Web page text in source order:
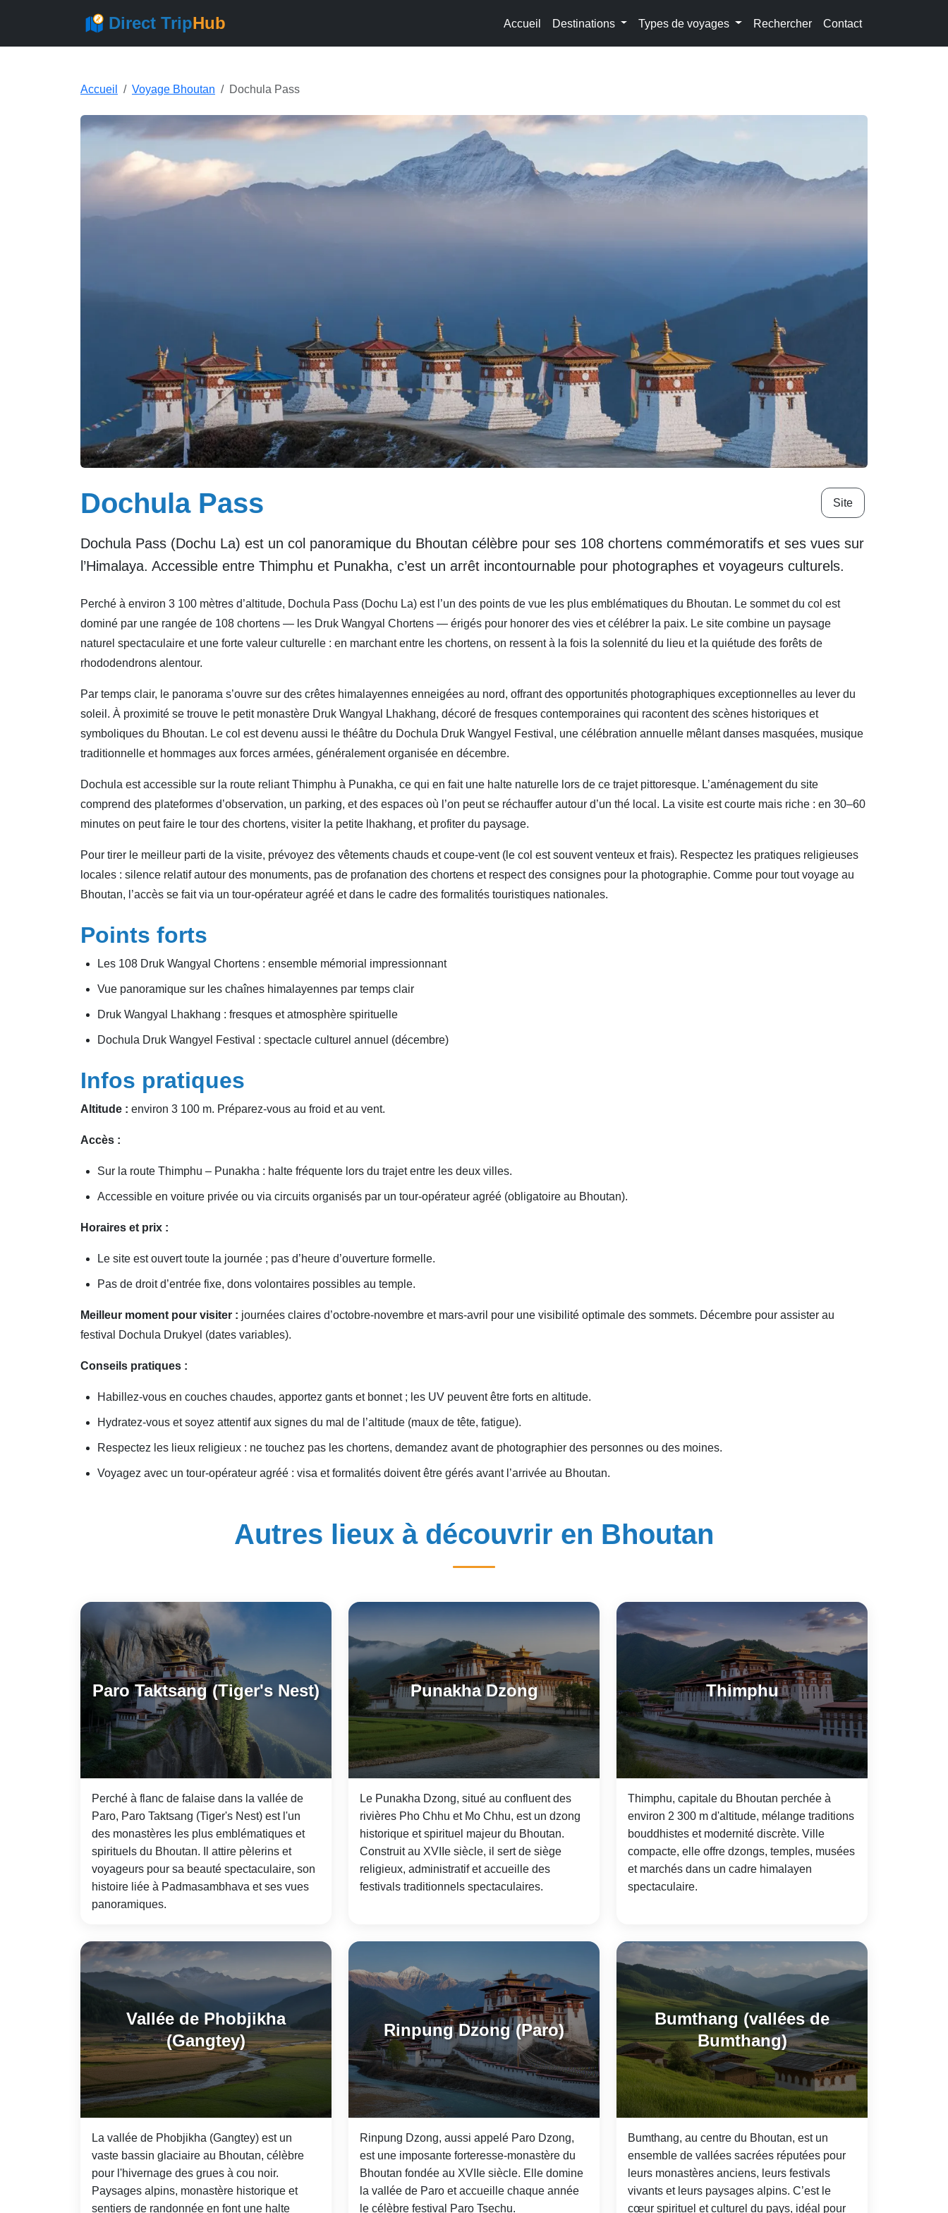
Direct TripHub Accueil Destinations Types de voyages Rechercher Contact
Accueil Voyage Bhoutan Dochula Pass
Dochula Pass Site
Dochula Pass (Dochu La) est un col panoramique du Bhoutan célèbre pour ses 108 chortens commémoratifs et ses vues sur
l’Himalaya. Accessible entre Thimphu et Punakha, c’est un arrêt incontournable pour photographes et voyageurs culturels.
Perché à environ 3 100 mètres d’altitude, Dochula Pass (Dochu La) est l’un des points de vue les plus emblématiques du Bhoutan. Le sommet du col est
dominé par une rangée de 108 chortens — les Druk Wangyal Chortens — érigés pour honorer des vies et célébrer la paix. Le site combine un paysage
naturel spectaculaire et une forte valeur culturelle : en marchant entre les chortens, on ressent à la fois la solennité du lieu et la quiétude des forêts de
rhododendrons alentour.
Par temps clair, le panorama s’ouvre sur des crêtes himalayennes enneigées au nord, offrant des opportunités photographiques exceptionnelles au lever du
soleil. À proximité se trouve le petit monastère Druk Wangyal Lhakhang, décoré de fresques contemporaines qui racontent des scènes historiques et
symboliques du Bhoutan. Le col est devenu aussi le théâtre du Dochula Druk Wangyel Festival, une célébration annuelle mêlant danses masquées, musique
traditionnelle et hommages aux forces armées, généralement organisée en décembre.
Dochula est accessible sur la route reliant Thimphu à Punakha, ce qui en fait une halte naturelle lors de ce trajet pittoresque. L’aménagement du site
comprend des plateformes d’observation, un parking, et des espaces où l’on peut se réchauffer autour d’un thé local. La visite est courte mais riche : en 30–60
minutes on peut faire le tour des chortens, visiter la petite lhakhang, et profiter du paysage.
Pour tirer le meilleur parti de la visite, prévoyez des vêtements chauds et coupe-vent (le col est souvent venteux et frais). Respectez les pratiques religieuses
locales : silence relatif autour des monuments, pas de profanation des chortens et respect des consignes pour la photographie. Comme pour tout voyage au
Bhoutan, l’accès se fait via un tour-opérateur agréé et dans le cadre des formalités touristiques nationales.
Points forts
Les 108 Druk Wangyal Chortens : ensemble mémorial impressionnant
Vue panoramique sur les chaînes himalayennes par temps clair
Druk Wangyal Lhakhang : fresques et atmosphère spirituelle
Dochula Druk Wangyel Festival : spectacle culturel annuel (décembre)
Infos pratiques
Altitude : environ 3 100 m. Préparez-vous au froid et au vent.
Accès :
Sur la route Thimphu – Punakha : halte fréquente lors du trajet entre les deux villes.
Accessible en voiture privée ou via circuits organisés par un tour-opérateur agréé (obligatoire au Bhoutan).
Horaires et prix :
Le site est ouvert toute la journée ; pas d’heure d’ouverture formelle.
Pas de droit d’entrée fixe, dons volontaires possibles au temple.
Meilleur moment pour visiter : journées claires d’octobre-novembre et mars-avril pour une visibilité optimale des sommets. Décembre pour assister au
festival Dochula Drukyel (dates variables).
Conseils pratiques :
Habillez-vous en couches chaudes, apportez gants et bonnet ; les UV peuvent être forts en altitude.
Hydratez-vous et soyez attentif aux signes du mal de l’altitude (maux de tête, fatigue).
Respectez les lieux religieux : ne touchez pas les chortens, demandez avant de photographier des personnes ou des moines.
Voyagez avec un tour-opérateur agréé : visa et formalités doivent être gérés avant l’arrivée au Bhoutan.
Autres lieux à découvrir en Bhoutan
Paro Taktsang (Tiger's Nest)
Perché à flanc de falaise dans la vallée de
Paro, Paro Taktsang (Tiger's Nest) est l'un
des monastères les plus emblématiques et
spirituels du Bhoutan. Il attire pèlerins et
voyageurs pour sa beauté spectaculaire, son
histoire liée à Padmasambhava et ses vues
panoramiques.
Punakha Dzong
Le Punakha Dzong, situé au confluent des
rivières Pho Chhu et Mo Chhu, est un dzong
historique et spirituel majeur du Bhoutan.
Construit au XVIIe siècle, il sert de siège
religieux, administratif et accueille des
festivals traditionnels spectaculaires.
Thimphu
Thimphu, capitale du Bhoutan perchée à
environ 2 300 m d'altitude, mélange traditions
bouddhistes et modernité discrète. Ville
compacte, elle offre dzongs, temples, musées
et marchés dans un cadre himalayen
spectaculaire.
Vallée de Phobjikha
(Gangtey)
La vallée de Phobjikha (Gangtey) est un
vaste bassin glaciaire au Bhoutan, célèbre
pour l'hivernage des grues à cou noir.
Paysages alpins, monastère historique et
sentiers de randonnée en font une halte
Rinpung Dzong (Paro)
Rinpung Dzong, aussi appelé Paro Dzong,
est une imposante forteresse-monastère du
Bhoutan fondée au XVIIe siècle. Elle domine
la vallée de Paro et accueille chaque année
le célèbre festival Paro Tsechu.
Bumthang (vallées de
Bumthang)
Bumthang, au centre du Bhoutan, est un
ensemble de vallées sacrées réputées pour
leurs monastères anciens, leurs festivals
vivants et leurs paysages alpins. C’est le
cœur spirituel et culturel du pays, idéal pour